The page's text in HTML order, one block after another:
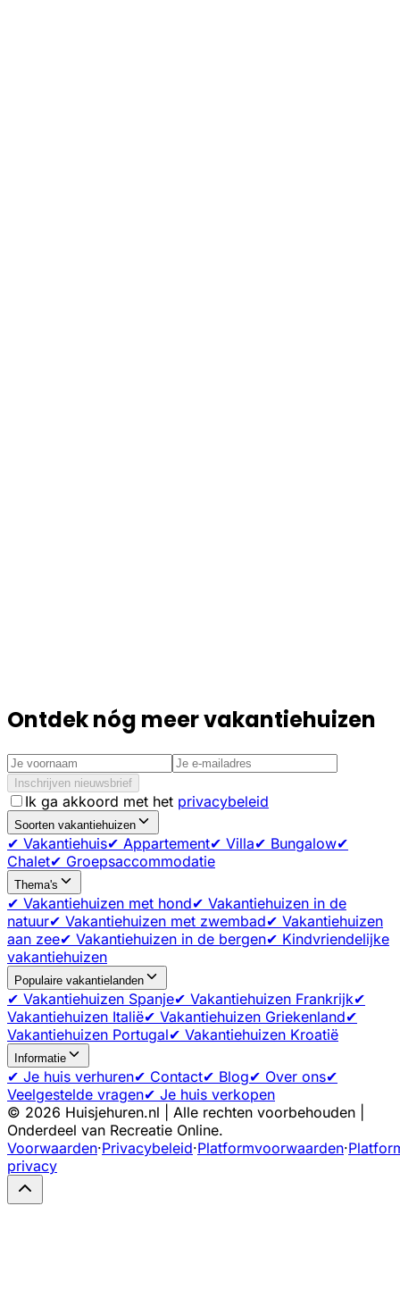
Ontdek nóg meer vakantiehuizen
Inschrijven nieuwsbrief
Ik ga akkoord met het privacybeleid
Soorten vakantiehuizen
✔ Vakantiehuis✔ Appartement✔ Villa✔ Bungalow✔
Chalet✔ Groepsaccommodatie
Thema's
✔ Vakantiehuizen met hond✔ Vakantiehuizen in de
natuur✔ Vakantiehuizen met zwembad✔ Vakantiehuizen
aan zee✔ Vakantiehuizen in de bergen✔ Kindvriendelijke
vakantiehuizen
Populaire vakantielanden
✔ Vakantiehuizen Spanje✔ Vakantiehuizen Frankrijk✔
Vakantiehuizen Italië✔ Vakantiehuizen Griekenland✔
Vakantiehuizen Portugal✔ Vakantiehuizen Kroatië
Informatie
✔ Je huis verhuren✔ Contact✔ Blog✔ Over ons✔
Veelgestelde vragen✔ Je huis verkopen
© 2026 Huisjehuren.nl | Alle rechten voorbehouden |
Onderdeel van Recreatie Online.
Voorwaarden·Privacybeleid·Platformvoorwaarden·
privacy